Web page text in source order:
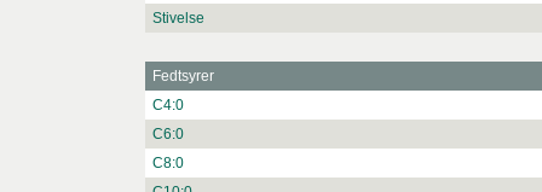
Stivelse
Fedtsyrer
C4:0
C6:0
C8:0